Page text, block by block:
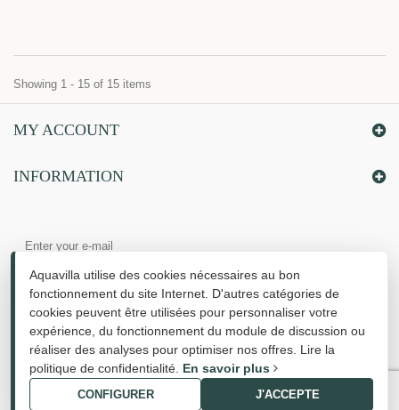
Showing 1 - 15 of 15 items
MY ACCOUNT
INFORMATION
Aquavilla utilise des cookies nécessaires au bon
fonctionnement du site Internet. D'autres catégories de
cookies peuvent être utilisées pour personnaliser votre
expérience, du fonctionnement du module de discussion ou
réaliser des analyses pour optimiser nos offres. Lire la
politique de confidentialité En savoir plus
CONFIGURER J'ACCEPTE